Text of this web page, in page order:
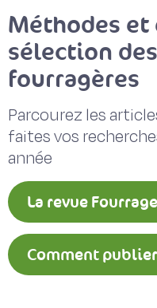
Méthodes
sélection
fourragères
Parcourez les
faites vos
année
La revue
Comment